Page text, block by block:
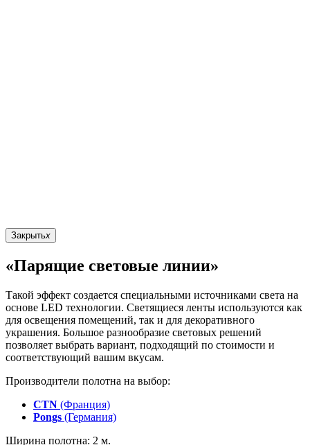
Закрытьx
«Парящие световые линии»
Такой эффект создается специальными источниками света на
основе LED технологии. Светящиеся ленты используются как
для освещения помещений, так и для декоративного
украшения. Большое разнообразие световых решений
позволяет выбрать вариант, подходящий по стоимости и
соответствующий вашим вкусам.
Производители полотна на выбор:
CTN (Франция)
Pongs (Германия)
Ширина полотна: 2 м.